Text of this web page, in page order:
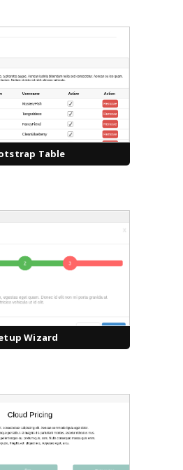
Table
Wizard